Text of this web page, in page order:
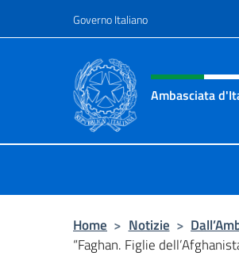
Governo Italiano
Intestazione sito,
Ambasciata
Home > Notizie >
“Faghan. Figlie